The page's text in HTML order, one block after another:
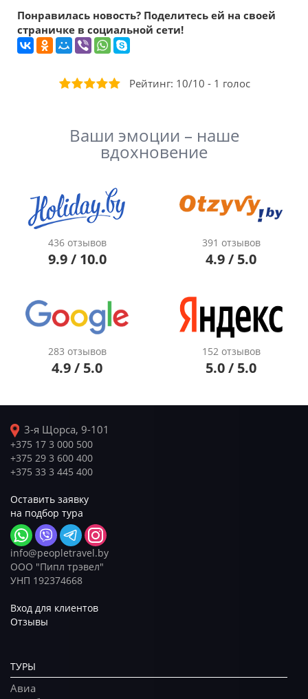
Понравилась новость? Поделитесь ей на своей
страничке в социальной сети!
Рейтинг: 10/10 - 1 голос
Ваши эмоции – наше
вдохновение
436 отзывов
9.9 / 10.0
391 отзывов
4.9 / 5.0
283 отзывов
4.9 / 5.0
152 отзывов
5.0 / 5.0
3-я Щорса, 9-101
+375 17 3 000 500
+375 29 3 600 400
+375 33 3 445 400
Оставить заявку
на подбор тура
info@peopletravel.by
ООО "Пипл трэвел"
УНП 192374668
Вход для клиентов
Отзывы
ТУРЫ
Авиа